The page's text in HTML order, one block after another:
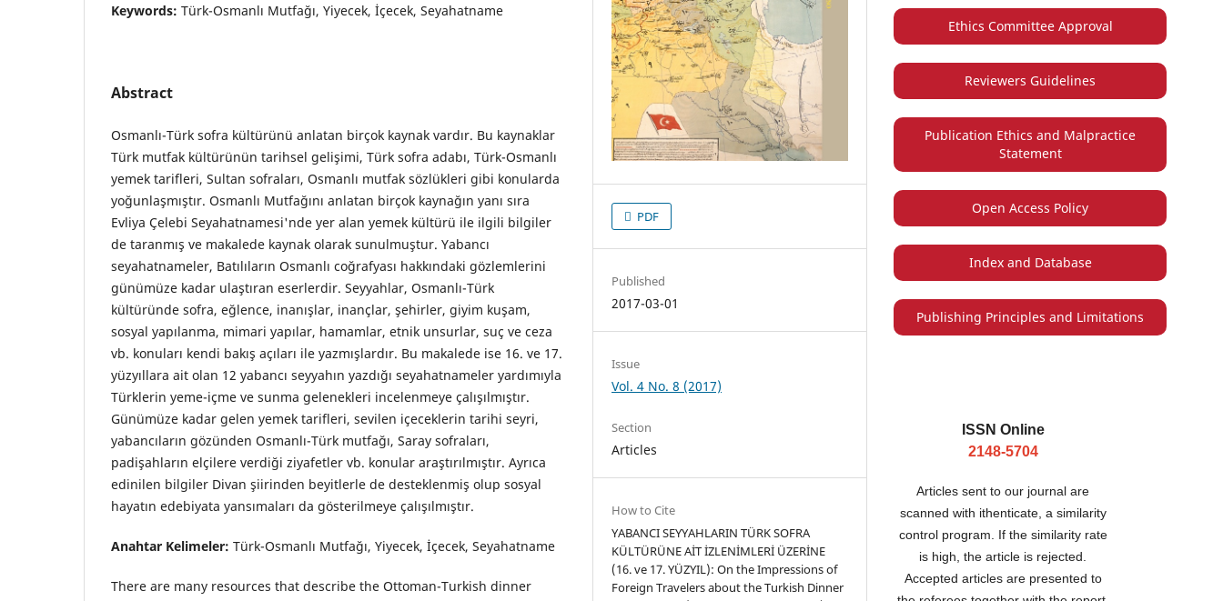
Keywords: Türk-Osmanlı Mutfağı, Yiyecek, İçecek, Seyahatname
Abstract
Osmanlı-Türk sofra kültürünü anlatan birçok kaynak vardır. Bu kaynaklar
Türk mutfak kültürünün tarihsel gelişimi, Türk sofra adabı, Türk-Osmanlı
yemek tarifleri, Sultan sofraları, Osmanlı mutfak sözlükleri gibi konularda
yoğunlaşmıştır. Osmanlı Mutfağını anlatan birçok kaynağın yanı sıra
Evliya Çelebi Seyahatnamesi'nde yer alan yemek kültürü ile ilgili bilgiler
de taranmış ve makalede kaynak olarak sunulmuştur. Yabancı
seyahatnameler, Batılıların Osmanlı coğrafyası hakkındaki gözlemlerini
günümüze kadar ulaştıran eserlerdir. Seyyahlar, Osmanlı-Türk
kültüründe sofra, eğlence, inanışlar, inançlar, şehirler, giyim kuşam,
sosyal yapılanma, mimari yapılar, hamamlar, etnik unsurlar, suç ve ceza
vb. konuları kendi bakış açıları ile yazmışlardır. Bu makalede ise 16. ve 17.
yüzyıllara ait olan 12 yabancı seyyahın yazdığı seyahatnameler yardımıyla
Türklerin yeme-içme ve sunma gelenekleri incelenmeye çalışılmıştır.
Günümüze kadar gelen yemek tarifleri, sevilen içeceklerin tarihi seyri,
yabancıların gözünden Osmanlı-Türk mutfağı, Saray sofraları,
padişahların elçilere verdiği ziyafetler vb. konular araştırılmıştır. Ayrıca
edinilen bilgiler Divan şiirinden beyitlerle de desteklenmiş olup sosyal
hayatın edebiyata yansımaları da gösterilmeye çalışılmıştır.
Anahtar Kelimeler: Türk-Osmanlı Mutfağı, Yiyecek, İçecek, Seyahatname
There are many resources that describe the Ottoman-Turkish dinner
PDF
Published
2017-03-01
Issue
Vol. 4 No. 8 (2017)
Section
Articles
How to Cite
YABANCI SEYYAHLARIN TÜRK SOFRA
KÜLTÜRÜNE AİT İZLENİMLERİ ÜZERİNE
(16. ve 17. YÜZYIL): On the Impressions of
Foreign Travelers about the Turkish Dinner
Ethics Committee Approval
Reviewers Guidelines
Publication Ethics and Malpractice
Statement
Open Access Policy
Index and Database
Publishing Principles and Limitations
ISSN Online
2148-5704
Articles sent to our journal are
scanned with ithenticate, a similarity
control program. If the similarity rate
is high, the article is rejected.
Accepted articles are presented to